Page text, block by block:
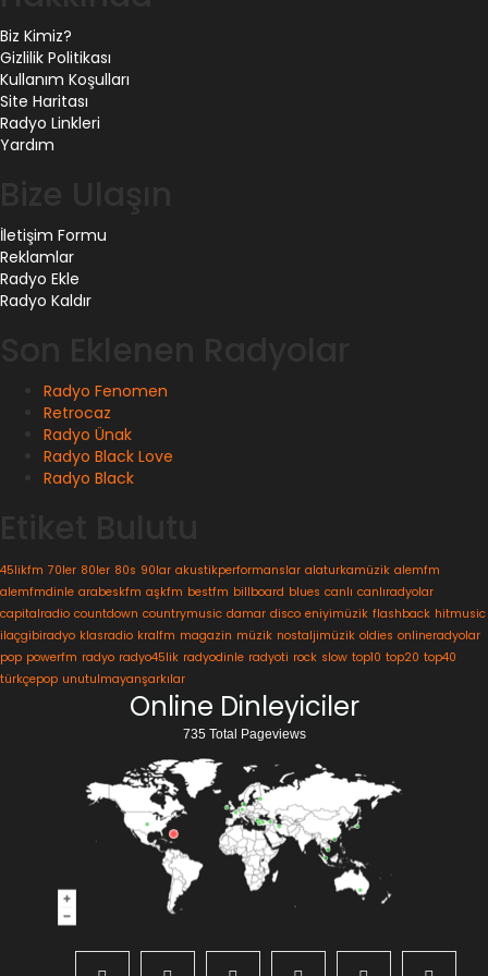
Biz Kimiz?
Gizlilik Politikası
Kullanım Koşulları
Site Haritası
Radyo Linkleri
Yardım
İletişim Formu
Reklamlar
Radyo Ekle
Radyo Kaldır
Radyo Fenomen
Retrocaz
Radyo Ünak
Radyo Black Love
Radyo Black
45likfm 70ler 80ler 80s 90lar akustikperformanslar alaturkamüzik alemfm
alemfmdinle arabeskfm aşkfm bestfm billboard blues canlı canlıradyolar
capitalradio countdown countrymusic damar disco eniyimüzik flashback hitmusic
ilaçgibiradyo klasradio kralfm magazin müzik nostaljimüzik oldies onlineradyolar
pop powerfm radyo radyo45lik radyodinle radyoti rock slow top10 top20 top40
türkçepop unutulmayanşarkılar
Online Dinleyiciler
735 Total Pageviews